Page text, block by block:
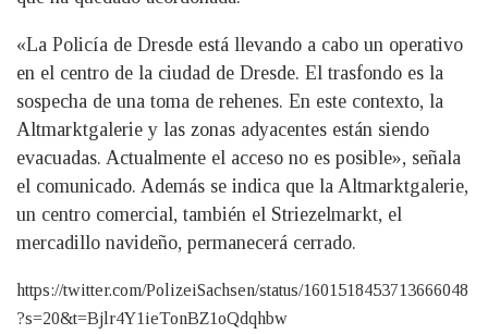
«La Policía de Dresde está llevando a cabo un operativo
en el centro de la ciudad de Dresde. El trasfondo es la
sospecha de una toma de rehenes. En este contexto, la
Altmarktgalerie y las zonas adyacentes están siendo
evacuadas. Actualmente el acceso no es posible», señala
el comunicado. Además se indica que la Altmarktgalerie,
un centro comercial, también el Striezelmarkt, el
mercadillo navideño, permanecerá cerrado.
https://twitter.com/PolizeiSachsen/status/1601518453713666048
?s=20&t=Bjlr4Y1ieTonBZ1oQdqhbw